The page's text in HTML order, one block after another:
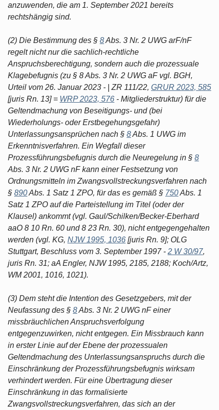
anzuwenden, die am 1. September 2021 bereits
rechtshängig sind.
(2) Die Bestimmung des § 8Abs. 3 Nr. 2 UWG arF/nF
regelt nicht nur die sachlich-rechtliche
Anspruchsberechtigung, sondern auch die prozessuale
Klagebefugnis (zu § 8 Abs. 3 Nr. 2 UWG aF vgl. BGH,
Urteil vom 26. Januar 2023 - | ZR 111/22, GRUR 2023, 585
[juris Rn. 13] = WRP 2023, 576 - Mitgliederstruktur) für die
Geltendmachung von Beseitigungs- und (bei
Wiederholungs- oder Erstbegehungsgefahr)
Unterlassungsansprüchen nach § 8Abs. 1 UWG im
Erkenntnisverfahren. Ein Wegfall dieser
Prozessführungsbefugnis durch die Neuregelung in § 8
Abs. 3 Nr. 2 UWG nF kann einer Festsetzung von
Ordnungsmitteln im Zwangsvollstreckungsverfahren nach
§ 890Abs. 1 Satz 1 ZPO, für das es gemäß § 750Abs. 1
Satz 1 ZPO auf die Parteistellung im Titel (oder der
Klausel) ankommt (vgl. Gaul/Schilken/Becker-Eberhard
aaO 8 10 Rn. 60 und 8 23 Rn. 30), nicht entgegengehalten
werden (vgl. KG, NJW 1995, 1036 [juris Rn. 9]; OLG
Stuttgart, Beschluss vom 3. September 1997 - 2 W 30/97,
juris Rn. 31; aA Engler, NJW 1995, 2185, 2188; Koch/Artz,
WM 2001, 1016, 1021).
(3) Dem steht die Intention des Gesetzgebers, mit der
Neufassung des § 8Abs. 3 Nr. 2 UWG nF einer
missbräuchlichen Anspruchsverfolgung
entgegenzuwirken, nicht entgegen. Ein Missbrauch kann
in erster Linie auf der Ebene der prozessualen
Geltendmachung des Unterlassungsanspruchs durch die
Einschränkung der Prozessführungsbefugnis wirksam
verhindert werden. Für eine Übertragung dieser
Einschränkung in das formalisierte
Zwangsvollstreckungsverfahren, das sich an der